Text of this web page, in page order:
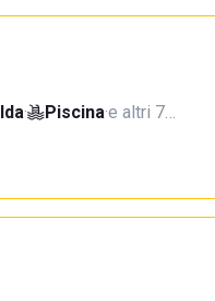
· Piscina·e altri 7…